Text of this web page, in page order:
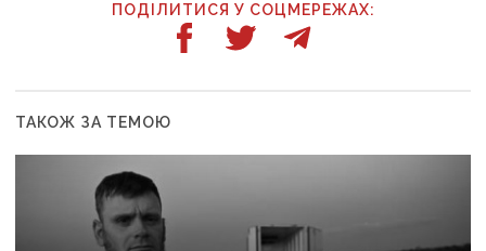
ПОДІЛИТИСЯ У СОЦМЕРЕЖАХ:
ТАКОЖ ЗА ТЕМОЮ